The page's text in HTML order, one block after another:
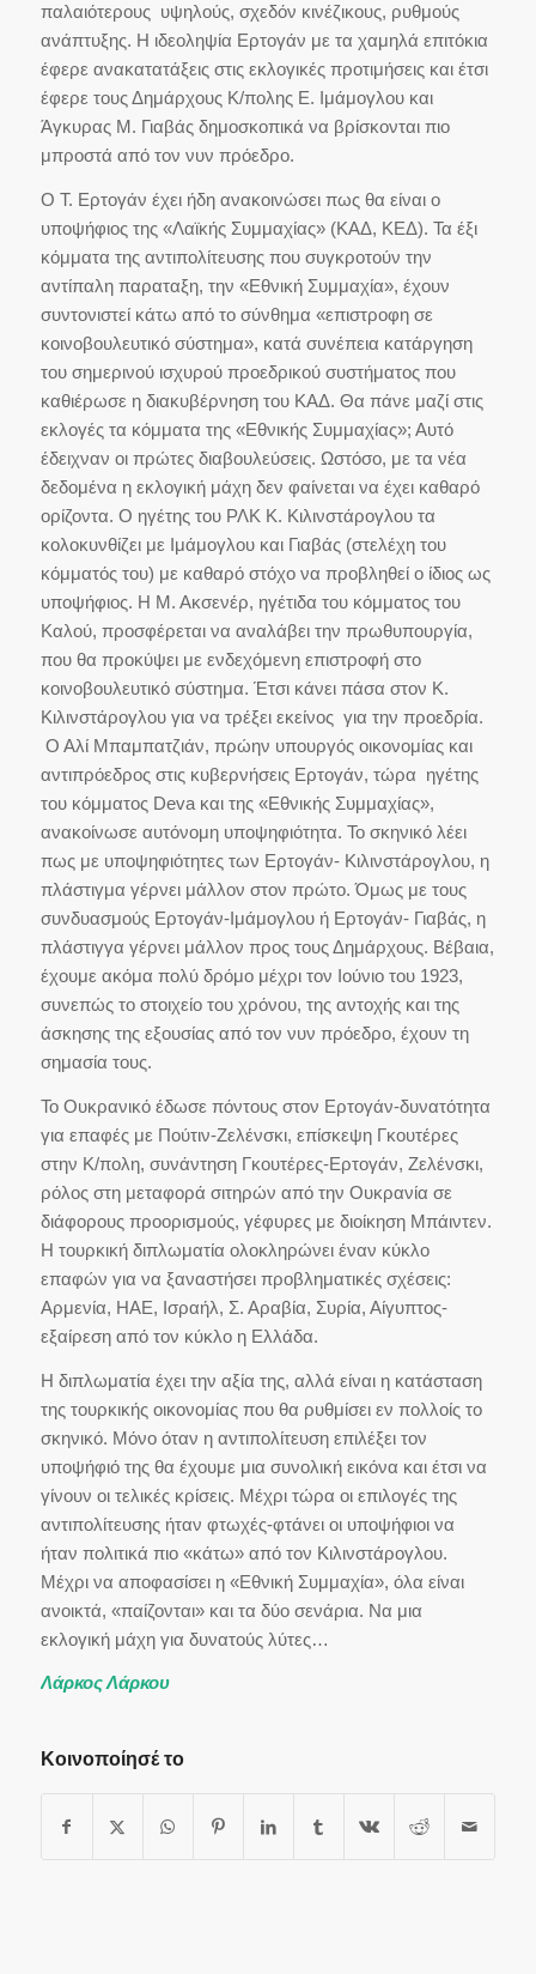
παλαιότερους υψηλούς, σχεδόν κινέζικους, ρυθμούς
ανάπτυξης. Η ιδεοληψία Ερτογάν με τα χαμηλά επιτόκια
έφερε ανακατατάξεις στις εκλογικές προτιμήσεις και έτσι
έφερε τους Δημάρχους Κ/πολης Ε. Ιμάμογλου και
Άγκυρας Μ. Γιαβάς δημοσκοπικά να βρίσκονται πιο
μπροστά από τον νυν πρόεδρο.
Ο Τ. Ερτογάν έχει ήδη ανακοινώσει πως θα είναι ο
υποψήφιος της «Λαϊκής Συμμαχίας» (ΚΑΔ, ΚΕΔ). Τα έξι
κόμματα της αντιπολίτευσης που συγκροτούν την
αντίπαλη παραταξη, την «Εθνική Συμμαχία», έχουν
συντονιστεί κάτω από το σύνθημα «επιστροφη σε
κοινοβουλευτικό σύστημα», κατά συνέπεια κατάργηση
του σημερινού ισχυρού προεδρικού συστήματος που
καθιέρωσε η διακυβέρνηση του ΚΑΔ. Θα πάνε μαζί στις
εκλογές τα κόμματα της «Εθνικής Συμμαχίας»; Αυτό
έδειχναν οι πρώτες διαβουλεύσεις. Ωστόσο, με τα νέα
δεδομένα η εκλογική μάχη δεν φαίνεται να έχει καθαρό
ορίζοντα. Ο ηγέτης του ΡΛΚ Κ. Κιλινστάρογλου τα
κολοκυνθίζει με Ιμάμογλου και Γιαβάς (στελέχη του
κόμματός του) με καθαρό στόχο να προβληθεί ο ίδιος ως
υποψήφιος. Η Μ. Ακσενέρ, ηγέτιδα του κόμματος του
Καλού, προσφέρεται να αναλάβει την πρωθυπουργία,
που θα προκύψει με ενδεχόμενη επιστροφή στο
κοινοβουλευτικό σύστημα. Έτσι κάνει πάσα στον Κ.
Κιλινστάρογλου για να τρέξει εκείνος για την προεδρία.
Ο Αλί Μπαμπατζιάν, πρώην υπουργός οικονομίας και
αντιπρόεδρος στις κυβερνήσεις Ερτογάν, τώρα ηγέτης
του κόμματος Deva και της «Εθνικής Συμμαχίας»,
ανακοίνωσε αυτόνομη υποψηφιότητα. Το σκηνικό λέει
πως με υποψηφιότητες των Ερτογάν- Κιλινστάρογλου, η
πλάστιγμα γέρνει μάλλον στον πρώτο. Όμως με τους
συνδυασμούς Ερτογάν-Ιμάμογλου ή Ερτογάν- Γιαβάς, η
πλάστιγγα γέρνει μάλλον προς τους Δημάρχους. Βέβαια,
έχουμε ακόμα πολύ δρόμο μέχρι τον Ιούνιο του 1923,
συνεπώς το στοιχείο του χρόνου, της αντοχής και της
άσκησης της εξουσίας από τον νυν πρόεδρο, έχουν τη
σημασία τους.
Το Ουκρανικό έδωσε πόντους στον Ερτογάν-δυνατότητα
για επαφές με Πούτιν-Ζελένσκι, επίσκεψη Γκουτέρες
στην Κ/πολη, συνάντηση Γκουτέρες-Ερτογάν, Ζελένσκι,
ρόλος στη μεταφορά σιτηρών από την Ουκρανία σε
διάφορους προορισμούς, γέφυρες με διοίκηση Μπάιντεν.
Η τουρκική διπλωματία ολοκληρώνει έναν κύκλο
επαφών για να ξαναστήσει προβληματικές σχέσεις:
Αρμενία, ΗΑΕ, Ισραήλ, Σ. Αραβία, Συρία, Αίγυπτος-
εξαίρεση από τον κύκλο η Ελλάδα.
Η διπλωματία έχει την αξία της, αλλά είναι η κατάσταση
της τουρκικής οικονομίας που θα ρυθμίσει εν πολλοίς το
σκηνικό. Μόνο όταν η αντιπολίτευση επιλέξει τον
υποψήφιό της θα έχουμε μια συνολική εικόνα και έτσι να
γίνουν οι τελικές κρίσεις. Μέχρι τώρα οι επιλογές της
αντιπολίτευσης ήταν φτωχές-φτάνει οι υποψήφιοι να
ήταν πολιτικά πιο «κάτω» από τον Κιλινστάρογλου.
Μέχρι να αποφασίσει η «Εθνική Συμμαχία», όλα είναι
ανοικτά, «παίζονται» και τα δύο σενάρια. Nα μια
εκλογική μάχη για δυνατούς λύτες…
Λάρκος Λάρκου
Κοινοποίησέ το